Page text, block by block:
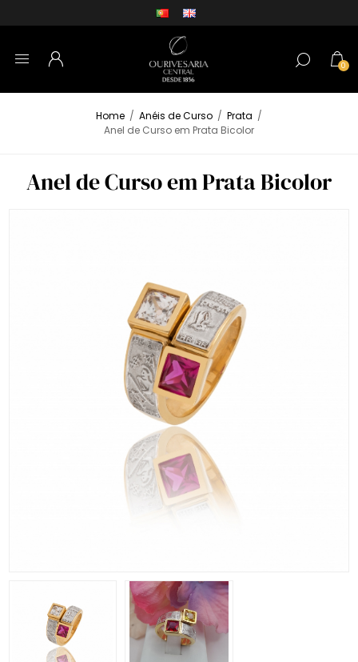
0
Home / Anéis de Curso / Prata /
Anel de Curso em Prata Bicolor
Anel de Curso em Prata Bicolor